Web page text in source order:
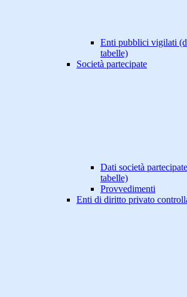
Enti pubblici vigilati
tabelle)
Società partecipate
Dati società
tabelle)
Provvedimenti
Enti di diritto privato